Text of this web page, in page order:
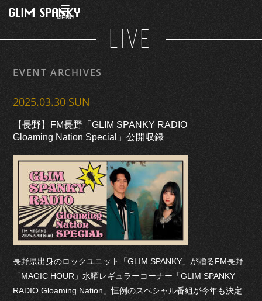
MENU
LIVE
EVENT ARCHIVES
2025.03.30 SUN
【長野】FM長野「GLIM SPANKY RADIO
Gloaming Nation Special」公開収録
長野県出身のロックユニット「GLIM SPANKY」が贈るFM長野
「MAGIC HOUR」水曜レギュラーコーナー「GLIM SPANKY
RADIO Gloaming Nation」恒例のスペシャル番組が今年も決定